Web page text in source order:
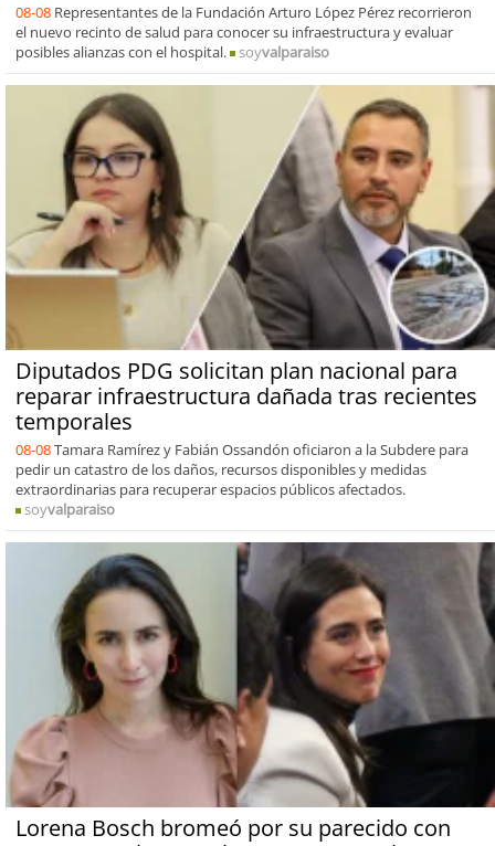
08-08 Representantes de la Fundación Arturo López Pérez recorrieron
el nuevo recinto de salud para conocer su infraestructura y evaluar
posibles alianzas con el hospital.
soyvalparaiso
Diputados PDG solicitan plan nacional para
reparar infraestructura dañada tras recientes
temporales
08-08Tamara Ramírez y Fabián Ossandón oficiaron a la Subdere para
pedir un catastro de los daños, recursos disponibles y medidas
extraordinarias para recuperar espacios públicos afectados.
soyvalparaiso
Lorena Bosch bromeó por su parecido con